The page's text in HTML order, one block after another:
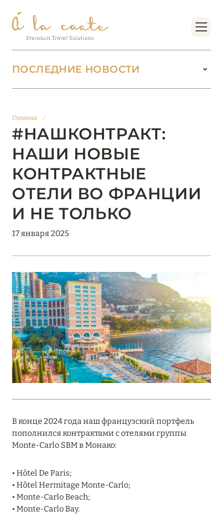
Главная /
#НАШКОНТРАКТ:
НАШИ НОВЫЕ
КОНТРАКТНЫЕ
ОТЕЛИ ВО ФРАНЦИИ
И НЕ ТОЛЬКО
17 января 2025
ПОСЛЕДНИЕ НОВОСТИ
БУТИК-КУРОРТЫ МАЛЬДИВСКИХ ОСТРОВОВ
01 июня 2026
JUMEIRAH OLHAHALI ISLAND MALDIVES: ВАШ
ОАЗИС ТЕПЛА И ИЗЫСКАННОСТИ
THE ST. REGIS MALDIVES VOMMULI:
МАНИФЕСТ ЭСТЕТИКИ В САМОМ СЕРДЦЕ
ОКЕАНА
Подробнее
27 апреля 2026
ПОЛНАЯ ПЕРЕЗАГРУЗКА: JUMEIRAH BALI,
ПРЯМОЙ ПЕРЕЛЁТ
20 марта 2026
LA CARTE PREMIUM ПО ОТЕЛЮ WALDORF
ASTORIA MALDIVES ITHAAFUSHI, МАЛЬДИВЫ
Подробнее
В конце 2024 года наш французский портфель
пополнился контрактами с отелями группы
Monte-Carlo SBM в Монако:
• Hôtel De Paris;
• Hôtel Hermitage Monte-Carlo;
• Monte-Carlo Beach;
• Monte-Carlo Bay.